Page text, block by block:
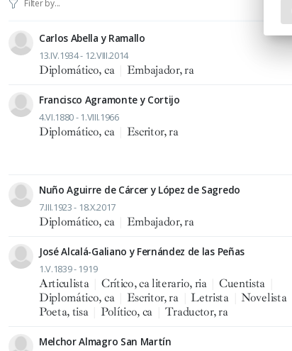
Carlos Abella y Ramallo
13.IV.1934 - 12.VIII.2014
Diplomático, ca Embajador, ra
Francisco Agramonte y Cortijo
4.VI.1880 - 1.VIII.1966
Diplomático, ca Escritor, ra
Nuño Aguirre de Cárcer y López de Sagredo
7.III.1923 - 18.X.2017
Diplomático, ca Embajador, ra
José Alcalá-Galiano y Fernández de las Peñas
1.V.1839 - 1919
Articulista Crítico, ca literario, ria Cuentista
Diplomático, ca
Escritor, ra Letrista Novelista
Poeta, tisa
Político, ca Traductor, ra
Melchor Almagro San Martín